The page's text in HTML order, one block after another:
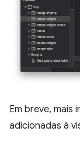
Em breve, mais
adicionadas à